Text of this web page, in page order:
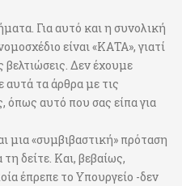
Για αυτό και η συνολική
είναι «ΚΑΤΑ», γιατί
βελτιώσεις. Δεν έχουμε
τα άρθρα με τις
όπως αυτό που σας είπα για
μια «συμβιβαστική» πρόταση
δείτε. Και, βεβαίως,
έπρεπε το Υπουργείο -δεν